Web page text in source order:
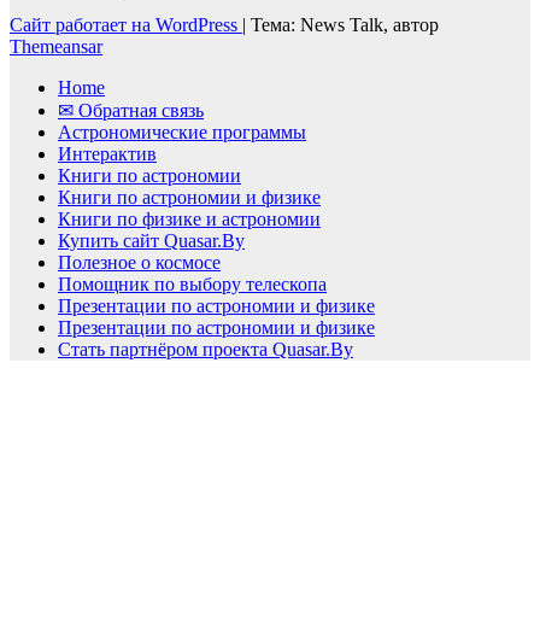
Сайт работает на WordPress | Тема: News Talk, автор
Themeansar
Home
✉ Обратная связь
Астрономические программы
Интерактив
Книги по астрономии
Книги по астрономии и физике
Книги по физике и астрономии
Купить сайт Quasar.By
Полезное о космосе
Помощник по выбору телескопа
Презентации по астрономии и физике
Презентации по астрономии и физике
Стать партнёром проекта Quasar.By